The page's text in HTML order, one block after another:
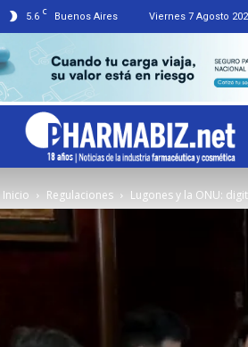
5.6 C Buenos Aires Viernes 7 Agosto
Inicio Regulaciones Lugones y la ONU: